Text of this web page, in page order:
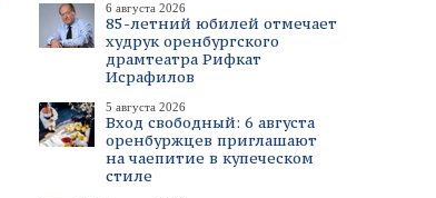
6 августа 2026
85-летний юбилей отмечает
худрук оренбургского
драмтеатра Рифкат
Исрафилов
5 августа 2026
Вход свободный: 6 августа
оренбуржцев приглашают
на чаепитие в купеческом
стиле